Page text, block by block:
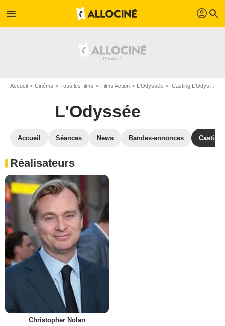
menu profil search
Accueil Cinéma Tous les films Films Action L'Odyssée Casting L'Odyssée
L'Odyssée
Accueil Séances News Bandes-annonces Casting
Réalisateurs
Christopher Nolan